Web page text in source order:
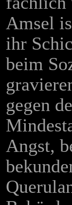
Amsel
ihr
beim
gegen
Angst,